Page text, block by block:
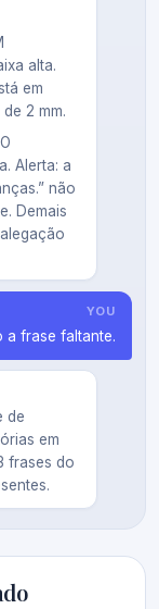
alta.
em
2 mm.
Alerta: a
não
Demais
YOU
frase faltante.
de
em
frases do